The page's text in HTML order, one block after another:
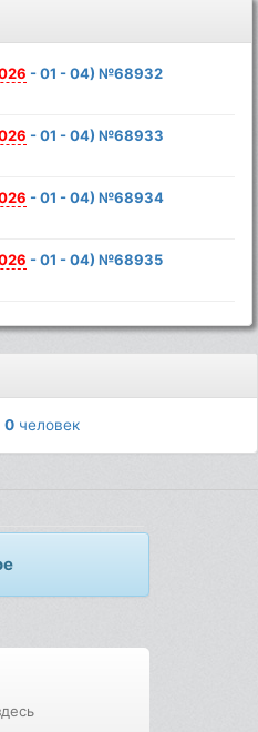
- 01 - 04) №68932
- 01 - 04) №68933
- 01 - 04) №68934
- 01 - 04) №68935
0 человек